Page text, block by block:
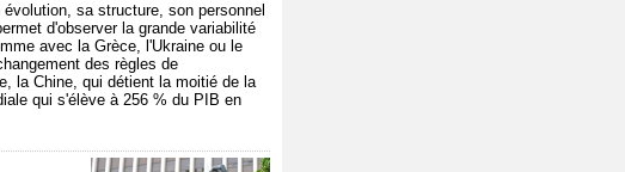
sa structure, son personnel
d'observer la grande variabilité
avec la Grèce, l'Ukraine ou le
des règles de
la Chine, qui détient la moitié de la
qui s'élève à 256 % du PIB en